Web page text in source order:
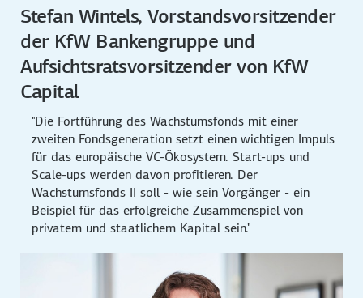
Stefan Wintels, Vorstandsvorsitzender
der KfW Bankengruppe und
Aufsichtsratsvorsitzender von KfW
Capital
"Die Fortführung des Wachstumsfonds mit einer
zweiten Fondsgeneration setzt einen wichtigen Impuls
für das europäische VC-Ökosystem. Start-ups und
Scale-ups werden davon profitieren. Der
Wachstumsfonds II soll - wie sein Vorgänger - ein
Beispiel für das erfolgreiche Zusammenspiel von
privatem und staatlichem Kapital sein."